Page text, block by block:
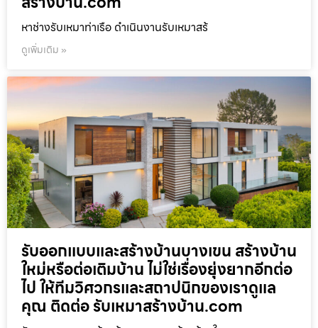
หาช่างรับเหมาท่าเรือ ดำเนินงานรับเหมาสร้
ดูเพิ่มเติม »
รับออกแบบและสร้างบ้านบางเขน สร้างบ้าน
ใหม่หรือต่อเติมบ้าน ไม่ใช่เรื่องยุ่งยากอีกต่อ
ไป ให้ทีมวิศวกรและสถาปนิกของเราดูแล
คุณ ติดต่อ รับเหมาสร้างบ้าน.com